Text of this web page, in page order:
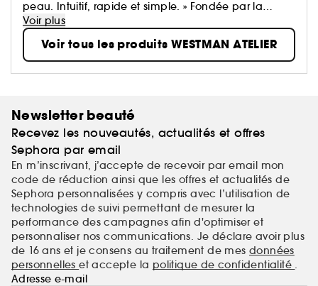
peau. Intuitif, rapide et simple. » Fondée par la
maquilleuse éditoriale Gucci Westman, la marque
de beauté propre Westman Atelier associe des
pigments hautes performances, des actifs de soin
cutané nourrissants et les formulations les plus sûres
à un œil extraordinaire pour la couleur. Il en résulte
saisissante, aussi agréable au toucher qu'à l'œil.
Voir plus
Voir tous les produits WESTMAN ATELIER
Newsletter beauté
Recevez les nouveautés, actualités et offres
Sephora par email
En m’inscrivant, j’accepte de recevoir par email mon
code de réduction ainsi que les offres et actualités de
Sephora personnalisées y compris avec l’utilisation de
technologies de suivi permettant de mesurer la
performance des campagnes afin d'optimiser et
personnaliser nos communications. Je déclare avoir plus
de 16 ans et je consens au traitement de mes données
personnelleset accepte la politique de confidentialité .
Adresse e-mail